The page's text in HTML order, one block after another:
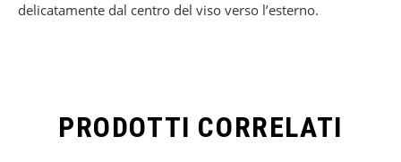
delicatamente dal centro del viso verso l’esterno.
PRODOTTI CORRELATI